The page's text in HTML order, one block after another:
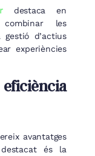
destaca en
les
d’actius
experiències
avantatges
és la